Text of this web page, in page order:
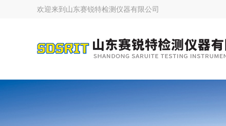
欢迎来到 山东赛锐特检测仪器有限公司